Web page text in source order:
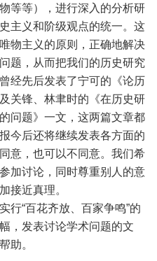
等等），进行深入的分析研
主义和阶级观点的统一。这
物主义的原则，正确地解决
题，从而把我们的历史研究
经先后发表了宁可的《论历
关锋、林聿时的《在历史研
问题》一文，这两篇文章都
今后还将继续发表各方面的
意，也可以不同意。我们希
加讨论，同时尊重别人的意
接近真理。
行“百花齐放、百家争鸣”的
，发表讨论学术问题的文
助。